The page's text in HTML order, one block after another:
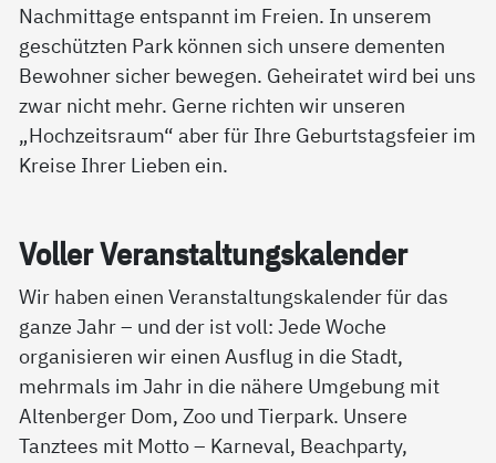
Nachmittage entspannt im Freien. In unserem
geschützten Park können sich unsere dementen
Bewohner sicher bewegen. Geheiratet wird bei uns
zwar nicht mehr. Gerne richten wir unseren
„Hochzeitsraum“ aber für Ihre Geburtstagsfeier im
Kreise Ihrer Lieben ein.
Vol­ler Ver­an­stal­tungs­ka­len­der
Wir haben einen Veranstaltungskalender für das
ganze Jahr – und der ist voll: Jede Woche
organisieren wir einen Ausflug in die Stadt,
mehrmals im Jahr in die nähere Umgebung mit
Altenberger Dom, Zoo und Tierpark. Unsere
Tanztees mit Motto – Karneval, Beachparty,